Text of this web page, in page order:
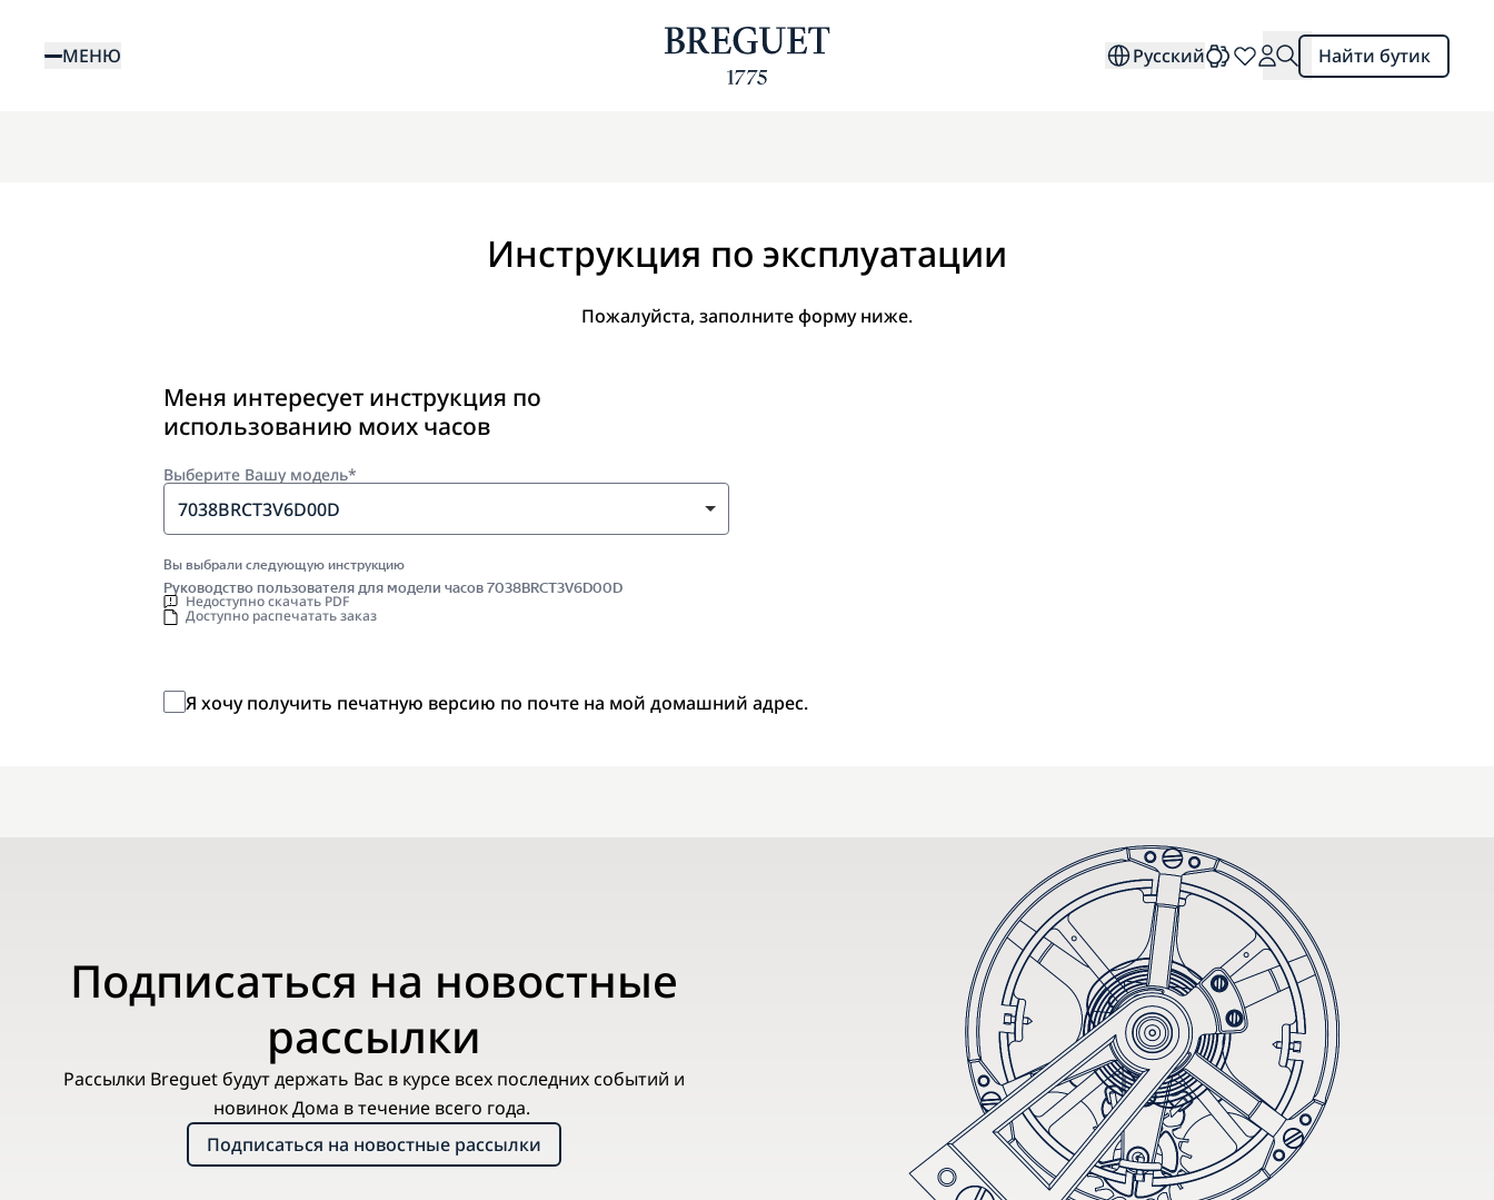
основномуМЕНЮ Русский Найти бутик
Инструкция по эксплуатации
Пожалуйста, заполните форму ниже.
Меня интересует инструкция по
использованию моих часов
Выберите Вашу модель*
7038BRCT3V6D00D
Вы выбрали следующую инструкцию
Руководство пользователя для модели часов 7038BRCT3V6D00D
Недоступно скачать PDF
Доступно распечатать заказ
Я хочу получить печатную версию по почте на мой домашний адрес.
Подписаться на новостные
рассылки
Рассылки Breguet будут держать Вас в курсе всех последних событий и
новинок Дома в течение всего года.
Подписаться на новостные рассылки